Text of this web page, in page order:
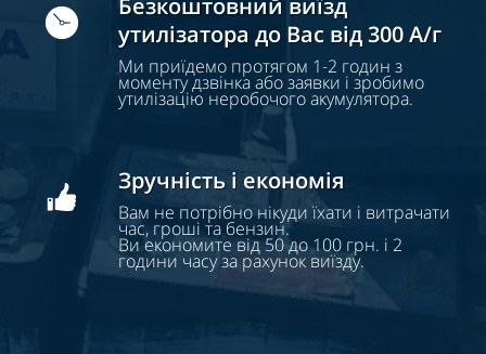
Безкоштовний виїзд
утилізатора до Вас від 300 А/г
Ми приїдемо протягом 1-2 годин з
моменту дзвінка або заявки і зробимо
утилізацію неробочого акумулятора.
Зручність і економія
Вам не потрібно нікуди їхати і витрачати
час, гроші та бензин.
Ви економите від 50 до 100 грн. і 2
години часу за рахунок виїзду.